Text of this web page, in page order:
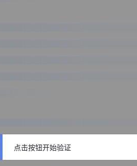
点击按钮开始验证